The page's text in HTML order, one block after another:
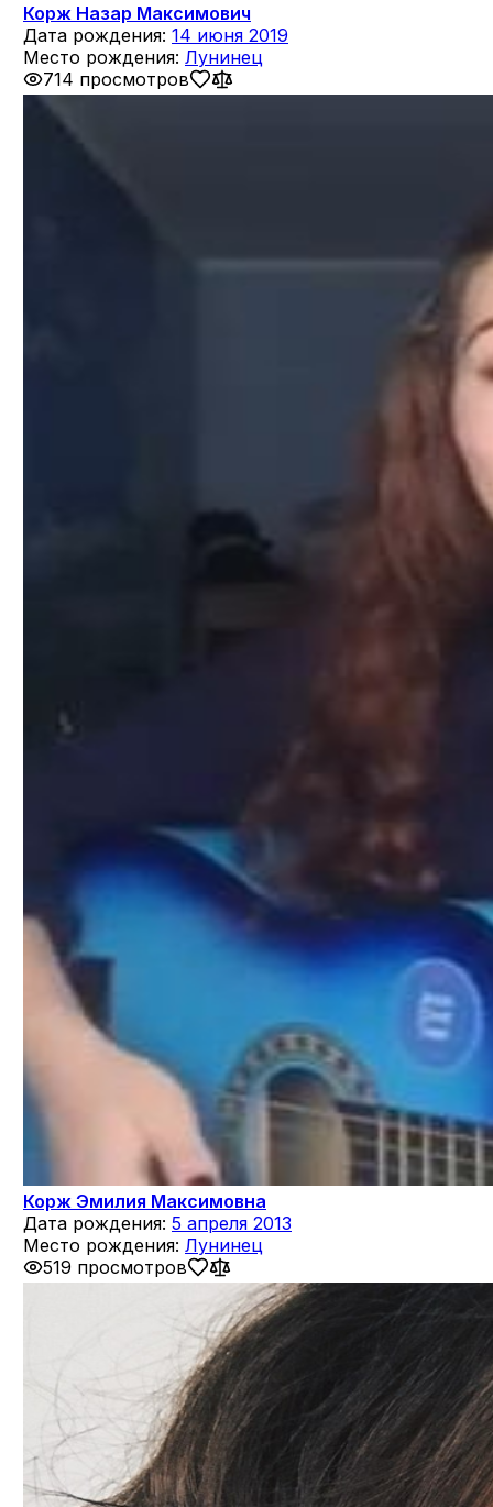
Корж Назар Максимович
Дата рождения: 14 июня 2019
Место рождения: Лунинец
714 просмотров
Корж Эмилия Максимовна
Дата рождения: 5 апреля 2013
Место рождения: Лунинец
519 просмотров